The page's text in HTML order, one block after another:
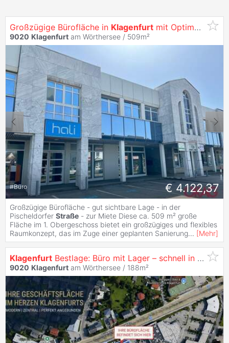
Großzügige Bürofläche in Klagenfurt mit Optimaler Werbewirksamkeit -
9020 Klagenfurt am Wörthersee / 509m²
#Büro € 4.122,37
Großzügige Bürofläche - gut sichtbare Lage - in der
Pischeldorfer Straße - zur Miete Diese ca. 509 m² große
Fläche im 1. Obergeschoss bietet ein großzügiges und flexibles
Raumkonzept, das im Zuge einer geplanten Sanierung... [Mehr]
Klagenfurt Bestlage: Büro mit Lager – schnell in der City & auf der Autobahn!
9020 Klagenfurt am Wörthersee / 188m²